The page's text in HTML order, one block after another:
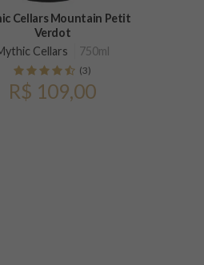
Cellars Mountain Petit
Verdot
Cellars
750ml
(3)
R$ 109,00